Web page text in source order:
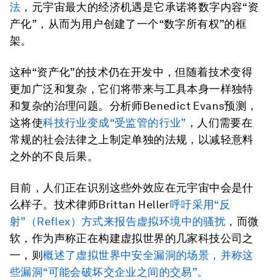
法 ，元宇宙最大的经济机遇是它承诺将数字内容“资
产化”，从而为用户创建了一个“数字所有权”的框
架。
这种“资产化”的技术仍在开发中，但随着技术变得
更加广泛和复杂，它们将带来与工具本身一样独特
和复杂的治理问题。分析师Benedict Evans预测，
这将使科技行业变成“受监管的行业” ，人们需要在
常规的社会法律之上制定单独的法规，以减轻意料
之外的不良后果。
目前，人们正在识别这些外效应在元宇宙中会是什
么样子。技术律师Brittan Heller呼吁采用“反
射”（Reflex）方式来报告虚拟环境中的骚扰 ，而微
软，作为声称正在构建虚拟世界的几家科技公司之
一，则概述了虚拟世界中安全漏洞的场景，并称这
些漏洞“可能会破坏交企业之间的交易”。